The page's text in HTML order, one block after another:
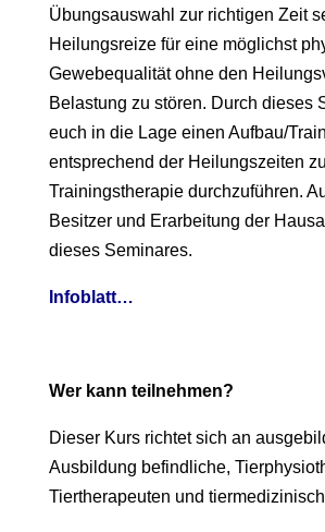
Übungsauswahl zur richtigen Zeit
Heilungsreize für eine möglichst
Gewebequalität ohne den
Belastung zu stören. Durch dieses
euch in die Lage einen Aufbau/
entsprechend der Heilungszeiten
Trainingstherapie durchzuführen.
Besitzer und Erarbeitung der
dieses Seminares.
Infoblatt…
Wer kann teilnehmen?
Dieser Kurs richtet sich an
Ausbildung befindliche,
Tiertherapeuten und